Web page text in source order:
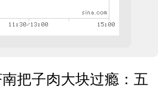
把子肉大块过瘾：五